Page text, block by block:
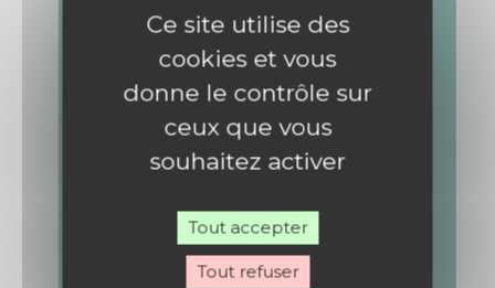
Ce site utilise des
cookies et vous
donne le contrôle sur
ceux que vous
souhaitez activer
Tout accepter
Tout refuser